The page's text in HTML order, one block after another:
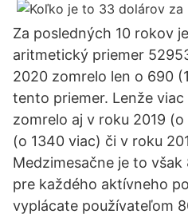
Za posledných 10 rokov
aritmetický priemer
2020 zomrelo len o 690
tento priemer. Lenže
zomrelo aj v roku 2019
(o 1340 viac) či v roku
Medzimesačne je to
pre každého aktívneho
vyplácate používateľom